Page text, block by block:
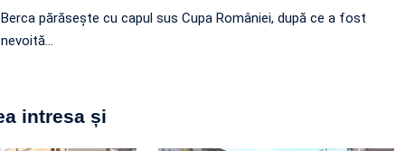
Berca părăsește cu capul sus Cupa României, după ce a fost
nevoită…
intresa și